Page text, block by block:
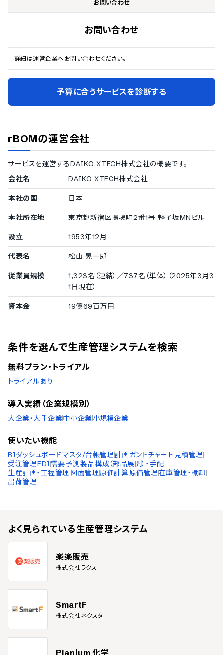
お問い合わせ
お問い合わせ
詳細は運営企業へお問い合わせください。
予算に合うサービスを診断する
rBOMの運営会社
サービスを運営するDAIKO XTECH株式会社の概要です。
会社名
DAIKO XTECH株式会社
本社の国 日本
本社所在地 東京都新宿区揚場町2番1号 軽子坂MNビル
設立 1953年12月
代表名 松山 晃一郎
従業員規模
1,323名（連結）／737名（単体）（2025年3月3
1日現在）
資本金 19億69百万円
条件を選んで生産管理システムを検索
無料プラン・トライアル
トライアルあり
導入実績（企業規模別）
大企業・大手企業中小企業小規模企業
使いたい機能
BIダッシュボードマスタ/台帳管理計画ガントチャート見積管理
受注管理EDI需要予測製品構成（部品展開）・手配
生産計画・工程管理図面管理原価計算原価管理在庫管理・棚卸
出荷管理
よく見られている生産管理システム
楽楽販売
株式会社ラクス
SmartF
株式会社ネクスタ
Planium 化学